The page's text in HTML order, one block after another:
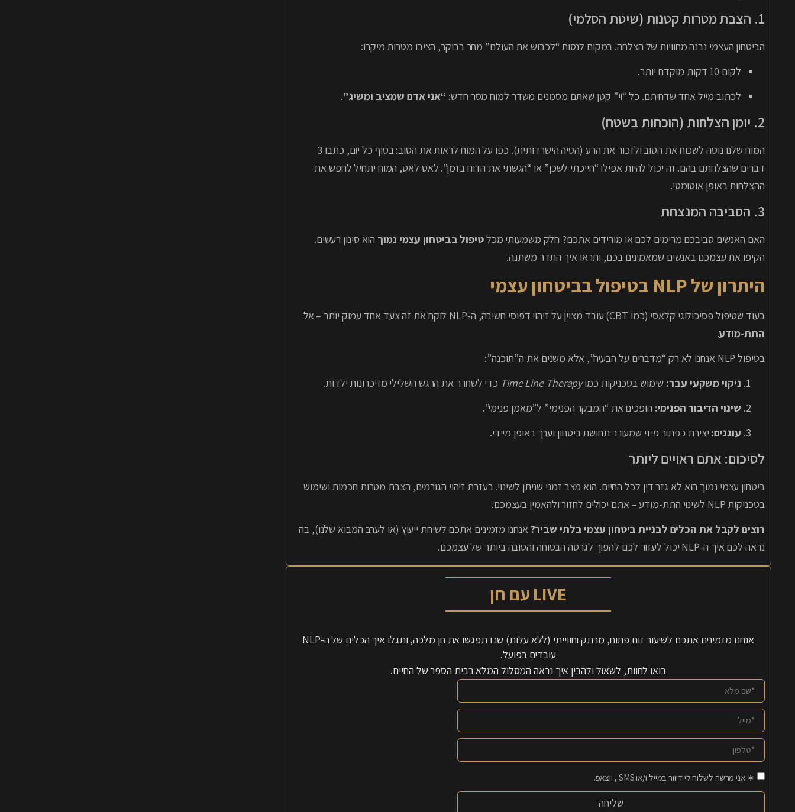
1. הצבת מטרות קטנות (שיטת הסלמי)
הביטחון העצמי נבנה מחוויות של הצלחה. במקום לנסות “לכבוש את העולם” מחר בבוקר, הציבו מטרות מיקרו:
לקום 10 דקות מוקדם יותר.
לכתוב מייל אחד שדחיתם. כל “וי” קטן שאתם מסמנים משדר למוח מסר חדש: “אני אדם שמציב ומשיג”.
2. יומן הצלחות (הוכחות בשטח)
המוח שלנו נוטה לשכוח את הטוב ולזכור את הרע (הטיה הישרדותית). כפו על המוח לראות את הטוב: בסוף כל יום, כתבו 3
דברים שהצלחתם בהם. זה יכול להיות אפילו “חייכתי לשכן” או “הגשתי את הדוח בזמן”. לאט לאט, המוח יתחיל לחפש את
ההצלחות באופן אוטומטי.
3. הסביבה המנצחת
האם האנשים סביבכם מרימים לכם או מורידים אתכם? חלק משמעותי מכלטיפול בביטחון עצמי נמוך הוא סינון רעשים.
הקיפו את עצמכם באנשים שמאמינים בכם, ותראו איך התדר משתנה.
היתרון של NLP בטיפול בביטחון עצמי
בעוד שטיפול פסיכולוגי קלאסי (כמו CBT) עובד מצוין על זיהוי דפוסי חשיבה, ה-NLP לוקח את זה צעד אחד עמוק יותר – אל
התת-מודע.
בטיפול NLP אנחנו לא רק “מדברים על הבעיה”, אלא משנים את ה”תוכנה”:
ניקוי משקעי עבר: שימוש בטכניקות כמוTime Line Therapy כדי לשחרר את הרגש השלילי מזיכרונות ילדות.
שינוי הדיבור הפנימי: הופכים את “המבקר הפנימי” ל”מאמן פנימי”.
עוגנים: יצירת כפתור פיזי שמעורר תחושת ביטחון וערך באופן מיידי.
לסיכום: אתם ראויים ליותר
ביטחון עצמי נמוך הוא לא גזר דין לכל החיים. הוא מצב זמני שניתן לשינוי. בעזרת זיהוי הגורמים, הצבת מטרות חכמות ושימוש
בטכניקות NLP לשינוי התת-מודע – אתם יכולים לחזור ולהאמין בעצמכם.
רוצים לקבל את הכלים לבניית ביטחון עצמי בלתי שביר? אנחנו מזמינים אתכם לשיחת ייעוץ (או לערב המבוא שלנו), בה
נראה לכם איך ה-NLP יכול לעזור לכם להפוך לגרסה הבטוחה והטובה ביותר של עצמכם.
LIVE עם חן
אנחנו מזמינים אתכם לשיעור זום פתוח, מרתק וחווייתי (ללא עלות) שבו תפגשו את חן מלכה, ותגלו איך הכלים של ה-NLP
עובדים בפועל.
בואו לחוות, לשאול ולהבין איך נראה המסלול המלא בבית הספר של החיים.
∗ אני מרשה לשלוח לי דיוור במייל ו/או SMS , ווצאפ.
שליחה